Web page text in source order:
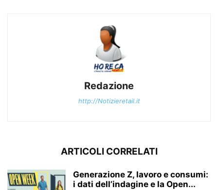
Redazione
http://Notizieretail.it
ARTICOLI CORRELATI
Generazione Z, lavoro e consumi:
i dati dell’indagine e la Open...